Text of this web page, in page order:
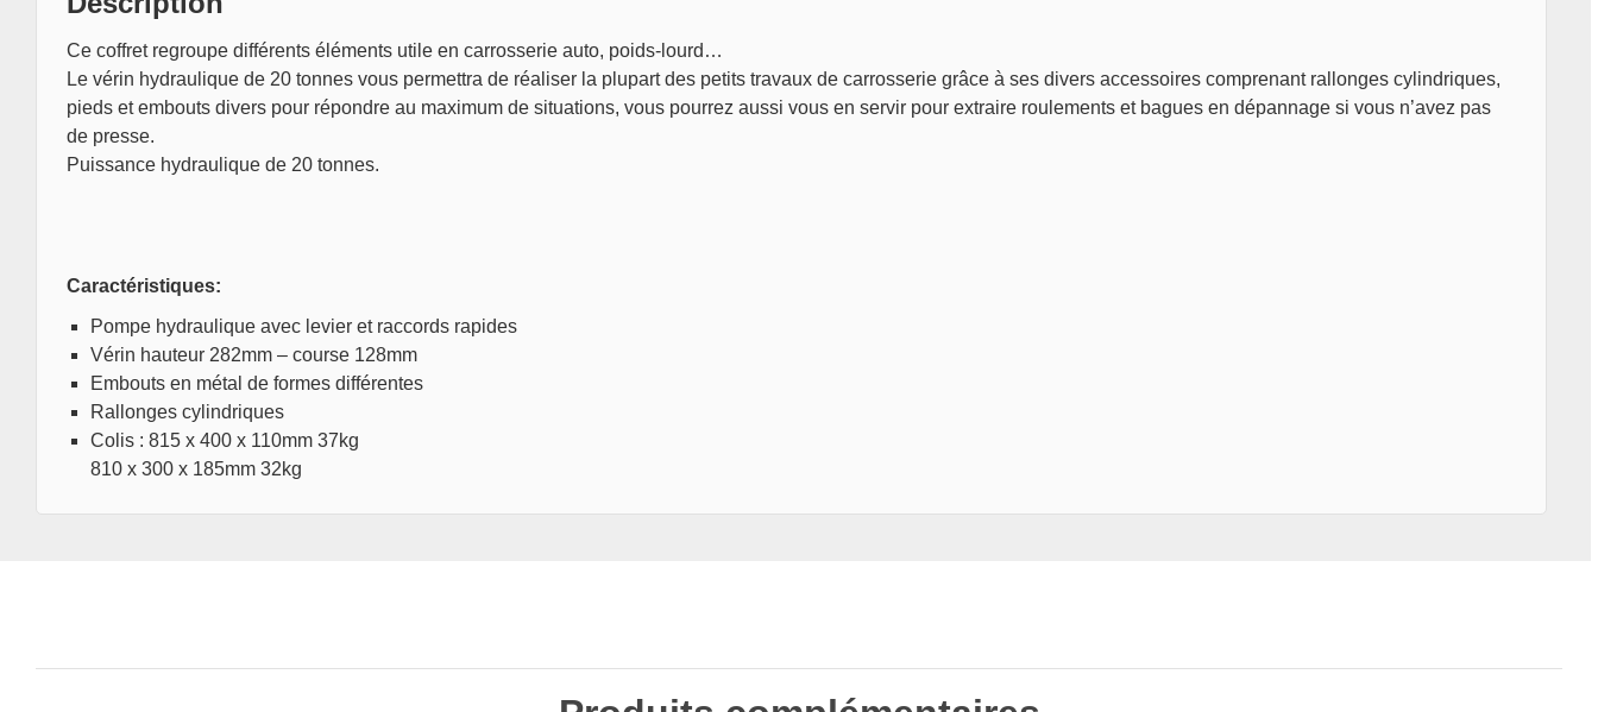
Ce coffret regroupe différents éléments utile en carrosserie auto, poids-lourd…
Le vérin hydraulique de 20 tonnes vous permettra de réaliser la plupart des petits travaux de carrosserie grâce à ses divers accessoires comprenant rallonges cylindriques,
pieds et embouts divers pour répondre au maximum de situations, vous pourrez aussi vous en servir pour extraire roulements et bagues en dépannage si vous n’avez pas
de presse.
Puissance hydraulique de 20 tonnes.
Caractéristiques:
Pompe hydraulique avec levier et raccords rapides
Vérin hauteur 282mm – course 128mm
Embouts en métal de formes différentes
Rallonges cylindriques
Colis : 815 x 400 x 110mm 37kg
810 x 300 x 185mm 32kg